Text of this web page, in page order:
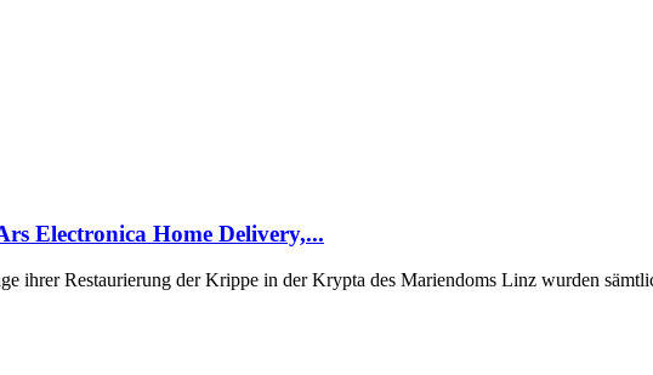
Electronica Home Delivery,...
Restaurierung der Krippe in der Krypta des Mariendoms Linz wurden